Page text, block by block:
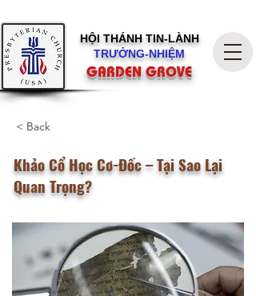
HỘI THÁNH TIN-LÀNH
TRƯỞNG-NHIỆM
GARDEN GROVE
< Back
Khảo Cổ Học Cơ-Đốc – Tại Sao Lại
Quan Trọng?